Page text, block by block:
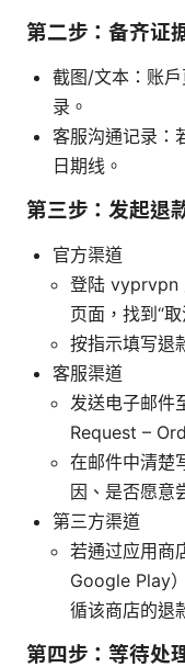
第二步：备齐证
截图/文本：账
录。
客服沟通记录：
日期线。
第三步：发起退
官方渠道
登陆 vyprvpn
页面，找到“
按指示填写退
客服渠道
发送电子邮件
Request –
在邮件中清楚
因、是否愿意
第三方渠道
若通过应用商
Google Play
循该商店的退
第四步：等待处